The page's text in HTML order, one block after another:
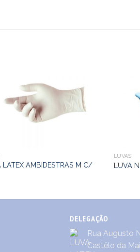
LATEX AMBIDESTRAS M C/
LUVAS
LUVA
DELEGAÇÃO
Rua Augusto
Castêlo da